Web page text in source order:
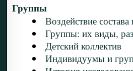
Группы
Воздействие
Группы: их виды,
Детский коллектив
Индивидуумы и